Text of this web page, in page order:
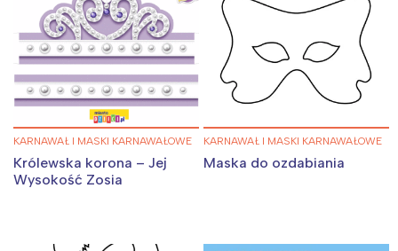
KARNAWAŁ I MASKI KARNAWAŁOWE
Królewska korona – Jej
Wysokość Zosia
KARNAWAŁ I MASKI KARNAWAŁOWE
Maska do ozdabiania